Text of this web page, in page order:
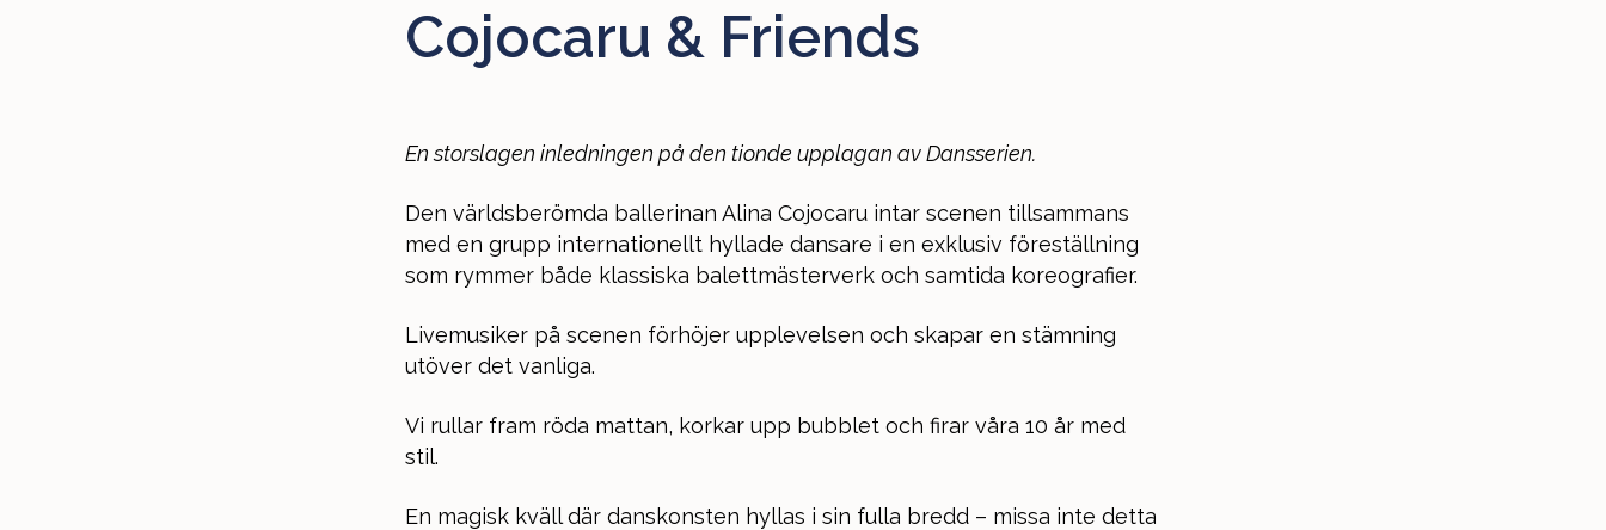
Cojocaru & Friends
En storslagen inledningen på den tionde upplagan av Dansserien.
Den världsberömda ballerinan Alina Cojocaru intar scenen tillsammans
med en grupp internationellt hyllade dansare i en exklusiv föreställning
som rymmer både klassiska balettmästerverk och samtida koreografier.
Livemusiker på scenen förhöjer upplevelsen och skapar en stämning
utöver det vanliga.
Vi rullar fram röda mattan, korkar upp bubblet och firar våra 10 år med
stil.
En magisk kväll där danskonsten hyllas i sin fulla bredd – missa inte detta